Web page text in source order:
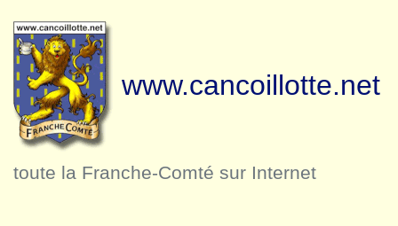
www.cancoillotte.net
toute la Franche-Comté sur Internet